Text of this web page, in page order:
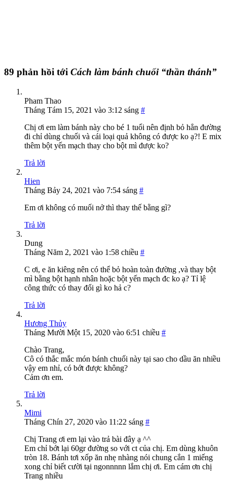
89 phản hồi tới Cách làm bánh chuối “thần thánh”
Pham Thao
Tháng Tám 15, 2021 vào 3:12 sáng #
Chị ơi em làm bánh này cho bé 1 tuổi nên định bỏ hẳn đường
đi chỉ dùng chuối và cái loại quả không có được ko ạ?! E mix
thêm bột yến mạch thay cho bột mì được ko?
Trả lời
Hien
Tháng Bảy 24, 2021 vào 7:54 sáng #
Em ơi không có muối nở thì thay thế bằng gì?
Trả lời
Dung
Tháng Năm 2, 2021 vào 1:58 chiều #
C ơi, e ăn kiêng nên có thể bỏ hoàn toàn đường ,và thay bột
mì bằng bột hạnh nhân hoặc bột yến mạch đc ko ạ? Tỉ lệ
công thức có thay đổi gì ko hả c?
Trả lời
Hương Thủy
Tháng Mười Một 15, 2020 vào 6:51 chiều #
Chào Trang,
Cô có thắc mắc món bánh chuối này tại sao cho dầu ăn nhiều
vậy em nhỉ, có bớt được không?
Cảm ơn em.
Trả lời
Mimi
Tháng Chín 27, 2020 vào 11:22 sáng #
Chị Trang ơi em lại vào trả bài đây ạ ^^
Em chỉ bớt lại 60gr đường so với ct của chị. Em dùng khuôn
tròn 18. Bánh tơi xốp ăn nhẹ nhàng nói chung cắn 1 miếng
xong chỉ biết cười tại ngonnnnn lắm chị ơi. Em cám ơn chị
Trang nhiều